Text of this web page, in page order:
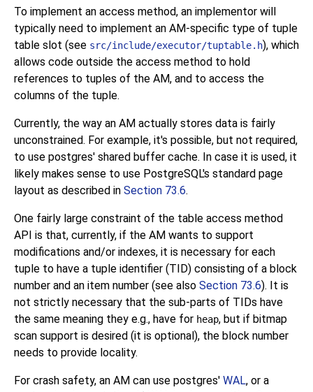
To implement an access method, an implementor will
typically need to implement an AM-specific type of tuple
table slot (see src/include/executor/tuptable.h), which
allows code outside the access method to hold
references to tuples of the AM, and to access the
columns of the tuple.
Currently, the way an AM actually stores data is fairly
unconstrained. For example, it's possible, but not required,
to use postgres' shared buffer cache. In case it is used, it
likely makes sense to use PostgreSQL's standard page
layout as described in Section 73.6.
One fairly large constraint of the table access method
API is that, currently, if the AM wants to support
modifications and/or indexes, it is necessary for each
tuple to have a tuple identifier (TID) consisting of a block
number and an item number (see also Section 73.6). It is
not strictly necessary that the sub-parts of TIDs have
the same meaning they e.g., have for heap, but if bitmap
scan support is desired (it is optional), the block number
needs to provide locality.
For crash safety, an AM can use postgres' WAL, or a